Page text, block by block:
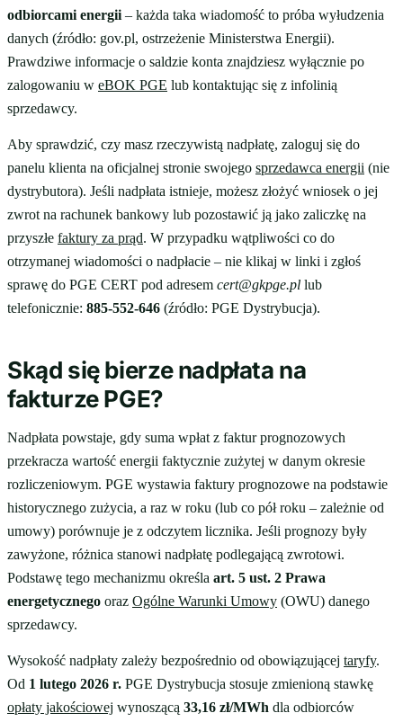
odbiorcami energii – każda taka wiadomość to próba wyłudzenia
danych (źródło: gov.pl, ostrzeżenie Ministerstwa Energii).
Prawdziwe informacje o saldzie konta znajdziesz wyłącznie po
zalogowaniu w eBOK PGE lub kontaktując się z infolinią
sprzedawcy.
Aby sprawdzić, czy masz rzeczywistą nadpłatę, zaloguj się do
panelu klienta na oficjalnej stronie swojego sprzedawca energii (nie
dystrybutora). Jeśli nadpłata istnieje, możesz złożyć wniosek o jej
zwrot na rachunek bankowy lub pozostawić ją jako zaliczkę na
przyszłe faktury za prąd. W przypadku wątpliwości co do
otrzymanej wiadomości o nadpłacie – nie klikaj w linki i zgłoś
sprawę do PGE CERT pod adresem cert@gkpge.pl lub
telefonicznie: 885-552-646 (źródło: PGE Dystrybucja).
Skąd się bierze nadpłata na
fakturze PGE?
Nadpłata powstaje, gdy suma wpłat z faktur prognozowych
przekracza wartość energii faktycznie zużytej w danym okresie
rozliczeniowym. PGE wystawia faktury prognozowe na podstawie
historycznego zużycia, a raz w roku (lub co pół roku – zależnie od
umowy) porównuje je z odczytem licznika. Jeśli prognozy były
zawyżone, różnica stanowi nadpłatę podlegającą zwrotowi.
Podstawę tego mechanizmu określa art. 5 ust. 2 Prawa
energetycznego oraz Ogólne Warunki Umowy (OWU) danego
sprzedawcy.
Wysokość nadpłaty zależy bezpośrednio od obowiązującej taryfy.
Od 1 lutego 2026 r. PGE Dystrybucja stosuje zmienioną stawkę
opłaty jakościowej wynoszącą 33,16 zł/MWh dla odbiorców